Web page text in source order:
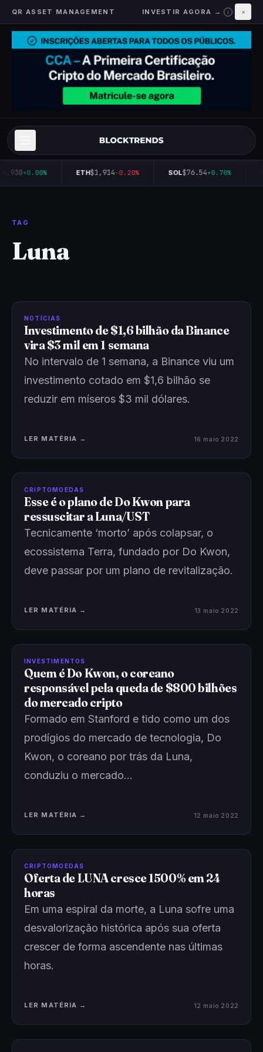
QR ASSET MANAGEMENT INVESTIR AGORA → i ×
+0.00% ETH$1,914-0.20% SOL$76.54+0.70%
TAG
Luna
NOTÍCIAS
Investimento de $1,6 bilhão da Binance
vira $3 mil em 1 semana
No intervalo de 1 semana, a Binance viu um
investimento cotado em $1,6 bilhão se
reduzir em míseros $3 mil dólares.
LER MATÉRIA → 16 maio 2022
CRIPTOMOEDAS
Esse é o plano de Do Kwon para
ressuscitar a Luna/UST
Tecnicamente ‘morto’ após colapsar, o
ecossistema Terra, fundado por Do Kwon,
deve passar por um plano de revitalização.
LER MATÉRIA → 13 maio 2022
INVESTIMENTOS
Quem é Do Kwon, o coreano
responsável pela queda de $800 bilhões
do mercado cripto
Formado em Stanford e tido como um dos
prodígios do mercado de tecnologia, Do
Kwon, o coreano por trás da Luna,
conduziu o mercado…
LER MATÉRIA → 12 maio 2022
CRIPTOMOEDAS
Oferta de LUNA cresce 1500% em 24
horas
Em uma espiral da morte, a Luna sofre uma
desvalorização histórica após sua oferta
crescer de forma ascendente nas últimas
horas.
LER MATÉRIA → 12 maio 2022